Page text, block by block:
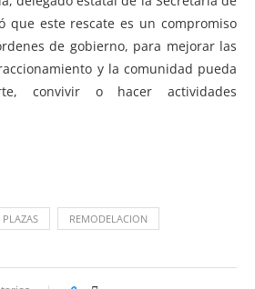
que este rescate es un compromiso
de gobierno, para mejorar las
y la comunidad pueda
convivir o hacer actividades
PLAZAS REMODELACION